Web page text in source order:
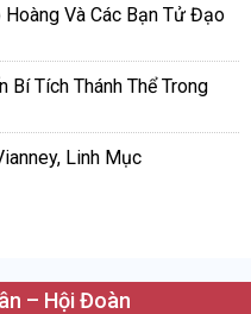
Và Các Bạn Tử Đạo
Bí Tích Thánh Thể Trong
Linh Mục
– Hội Đoàn